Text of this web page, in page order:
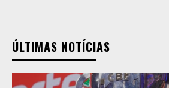
ÚLTIMAS NOTÍCIAS